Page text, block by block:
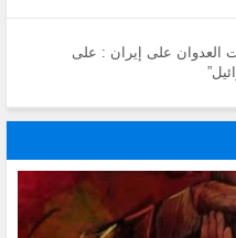
العدوان على إيران : على